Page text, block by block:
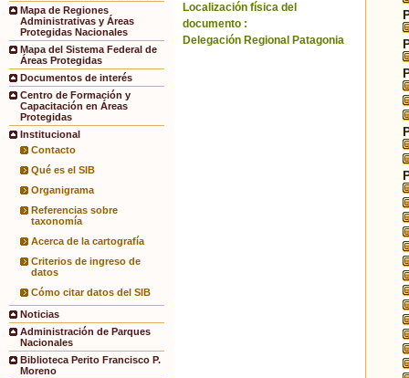
Mapa de Regiones
Administrativas y Áreas
Protegidas Nacionales
Mapa del Sistema Federal de
Áreas Protegidas
Documentos de interés
Centro de Formación y
Capacitación en Áreas
Protegidas
Institucional
Contacto
Qué es el SIB
Organigrama
Referencias sobre
taxonomía
Acerca de la cartografía
Criterios de ingreso de
datos
Cómo citar datos del SIB
Noticias
Administración de Parques
Nacionales
Biblioteca Perito Francisco P.
Moreno
Localización física del
documento :
Delegación Regional Patagonia